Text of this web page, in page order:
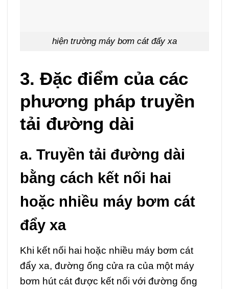
hiện trường máy bơm cát đẩy xa
3. Đặc điểm của các
phương pháp truyền
tải đường dài
a. Truyền tải đường dài
bằng cách kết nối hai
hoặc nhiều máy bơm cát
đẩy xa
Khi kết nối hai hoặc nhiều máy bơm cát
đẩy xa, đường ống cửa ra của một máy
bơm hút cát được kết nối với đường ống